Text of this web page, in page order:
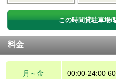
この時間貸駐車場/
料金
月～金 00:00-24:00